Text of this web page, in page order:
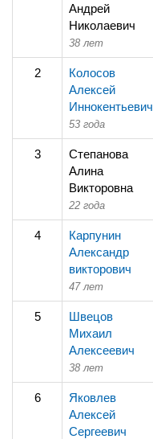
Андрей
Николаевич
38 лет
2
Колосов
Алексей
Иннокентьевич
53 года
3
Степанова
Алина
Викторовна
22 года
4
Карпунин
Александр
викторович
47 лет
5
Швецов
Михаил
Алексеевич
38 лет
6
Яковлев
Алексей
Сергеевич